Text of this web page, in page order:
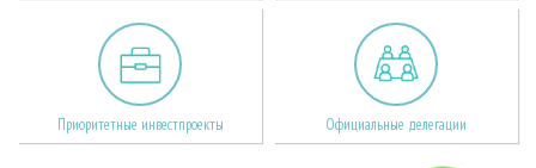
Приоритетные инвестпроекты Официальные делегации